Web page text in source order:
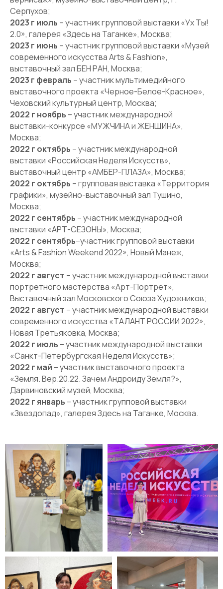
Серпухов;
2023 г июль – участник групповой выставки «Ух Ты!
2.0», галерея «Здесь на Таганке», Москва;
2023 г июнь – участник групповой выставки «Музей
современного искусства Arts & Fashion»,
выставочный зал БЕН РАН, Москва;
2023 г февраль – участник мультимедийного
выставочного проекта «Черное-Белое-Красное»,
Чеховский культурный центр, Москва;
2022 г ноябрь – участник международной
выставки-конкурсе «МУЖЧИНА и ЖЕНЩИНА»,
Москва;
2022 г октябрь – участник международной
выставки «Российская Неделя Искусств»,
выставочный центр «АМБЕР-ПЛАЗА», Москва;
2022 г октябрь – групповая выставка «Территория
графики», музейно-выставочный зал Тушино,
Москва;
2022 г сентябрь – участник международной
выставки «АРТ-СЕЗОНЫ», Москва;
2022 г сентябрь–участник групповой выставки
«Arts & Fashion Weekend 2022», Новый Манеж,
Москва;
2022 г август – участник международной выставки
портретного мастерства «Арт-Портрет»,
Выставочный зал Московского Союза Художников;
2022 г август – участник международной выставки
современного искусства «ТАЛАНТ РОССИИ 2022»,
Новая Третьяковка, Москва;
2022 г июль – участник международной выставки
«Санкт-Петербургская Неделя Искусств»;
2022 г май – участник выставочного проекта
«Земля. Вер.20.22. Зачем Андроиду Земля?»,
Дарвиновский музей, Москва;
2022 г январь – участник групповой выставки
«Звездопад», галерея Здесь на Таганке, Москва.